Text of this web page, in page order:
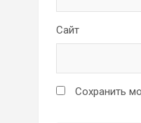
Сайт
Сохранить